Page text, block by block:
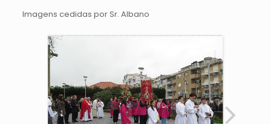
Imagens cedidas por Sr. Albano